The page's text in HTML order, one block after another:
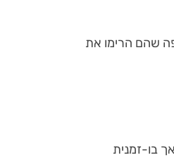
שהם הרימו את
בו-זמנית